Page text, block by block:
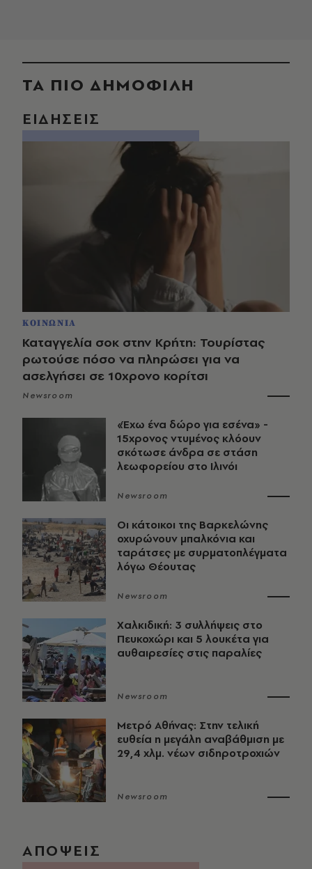
ΤΑ ΠΙΟ ΔΗΜΟΦΙΛΗ
ΕΙΔΗΣΕΙΣ
ΚΟΙΝΩΝΙΑ
Καταγγελία σοκ στην Κρήτη: Τουρίστας
ρωτούσε πόσο να πληρώσει για να
ασελγήσει σε 10χρονο κορίτσι
Newsroom
«Έχω ένα δώρο για εσένα» -
15χρονος ντυμένος κλόουν
σκότωσε άνδρα σε στάση
λεωφορείου στο Ιλινόι
Newsroom
Οι κάτοικοι της Βαρκελώνης
οχυρώνουν μπαλκόνια και
ταράτσες με συρματοπλέγματα
λόγω Θέουτας
Newsroom
Χαλκιδική: 3 συλλήψεις στο
Πευκοχώρι και 5 λουκέτα για
αυθαιρεσίες στις παραλίες
Newsroom
Μετρό Αθήνας: Στην τελική
ευθεία η μεγάλη αναβάθμιση με
29,4 χλμ. νέων σιδηροτροχιών
Newsroom
ΑΠΟΨΕΙΣ